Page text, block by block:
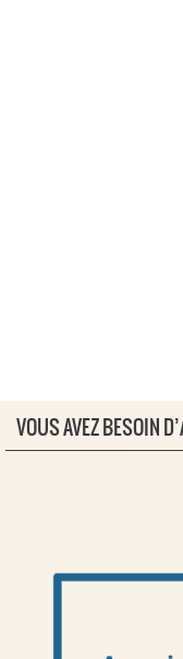
VOUS AVEZ BESOIN